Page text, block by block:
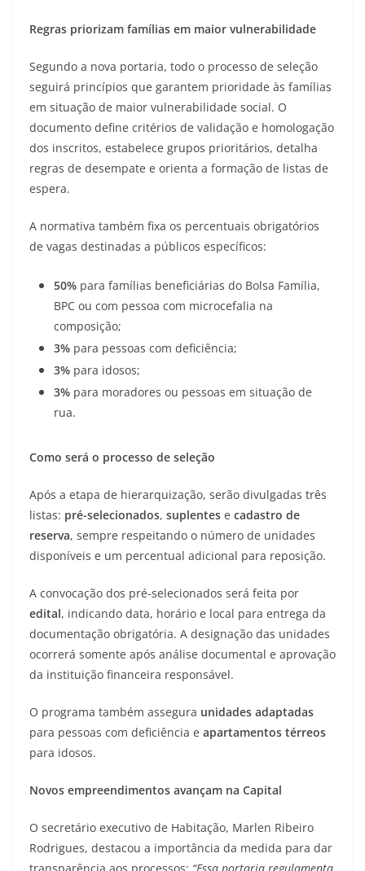
Regras priorizam famílias em maior vulnerabilidade
Segundo a nova portaria, todo o processo de seleção
seguirá princípios que garantem prioridade às famílias
em situação de maior vulnerabilidade social. O
documento define critérios de validação e homologação
dos inscritos, estabelece grupos prioritários, detalha
regras de desempate e orienta a formação de listas de
espera.
A normativa também fixa os percentuais obrigatórios
de vagas destinadas a públicos específicos:
50% para famílias beneficiárias do Bolsa Família,
BPC ou com pessoa com microcefalia na
composição;
3% para pessoas com deficiência;
3% para idosos;
3% para moradores ou pessoas em situação de
rua.
Como será o processo de seleção
Após a etapa de hierarquização, serão divulgadas três
listas: pré-selecionados, suplentes e cadastro de
reserva, sempre respeitando o número de unidades
disponíveis e um percentual adicional para reposição.
A convocação dos pré-selecionados será feita por
edital, indicando data, horário e local para entrega da
documentação obrigatória. A designação das unidades
ocorrerá somente após análise documental e aprovação
da instituição financeira responsável.
O programa também assegura unidades adaptadas
para pessoas com deficiência e apartamentos térreos
para idosos.
Novos empreendimentos avançam na Capital
O secretário executivo de Habitação, Marlen Ribeiro
Rodrigues, destacou a importância da medida para dar
transparência aos processos: “Essa portaria regulamenta